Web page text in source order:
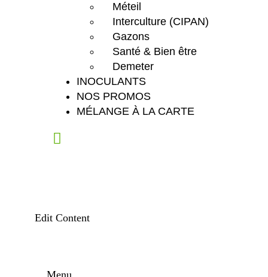
Méteil
Interculture (CIPAN)
Gazons
Santé & Bien être
Demeter
INOCULANTS
NOS PROMOS
MÉLANGE À LA CARTE
Edit Content
Menu